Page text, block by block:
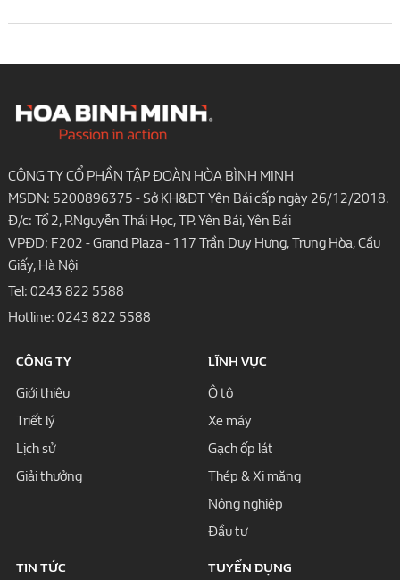
CÔNG TY CỔ PHẦN TẬP ĐOÀN HÒA BÌNH MINH
MSDN: 5200896375 - Sở KH&ĐT Yên Bái cấp ngày 26/12/2018.
Đ/c: Tổ 2, P.Nguyễn Thái Học, TP. Yên Bái, Yên Bái
VPĐD: F202 - Grand Plaza - 117 Trần Duy Hưng, Trung Hòa, Cầu
Giấy, Hà Nội
Tel: 0243 822 5588
Hotline: 0243 822 5588
CÔNG TY
Giới thiệu
Triết lý
Lịch sử
Giải thưởng
LĨNH VỰC
Ô tô
Xe máy
Gạch ốp lát
Thép & Xi măng
Nông nghiệp
Đầu tư
TIN TỨC TUYỂN DỤNG